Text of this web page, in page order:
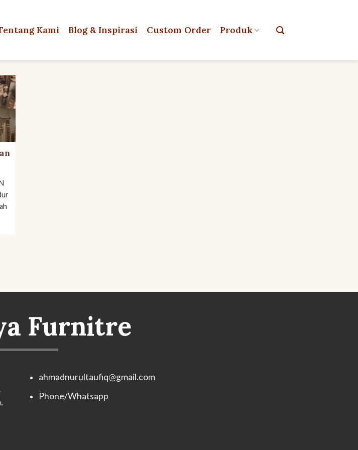
Kami Blog & Inspirasi Custom Order Produk
Furnitre
ahmadnurultaufiq@gmail.com
Phone/Whatsapp